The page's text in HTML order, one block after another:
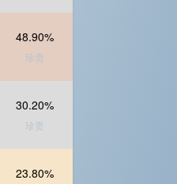
48.90%
珍贵
30.20%
珍贵
23.80%